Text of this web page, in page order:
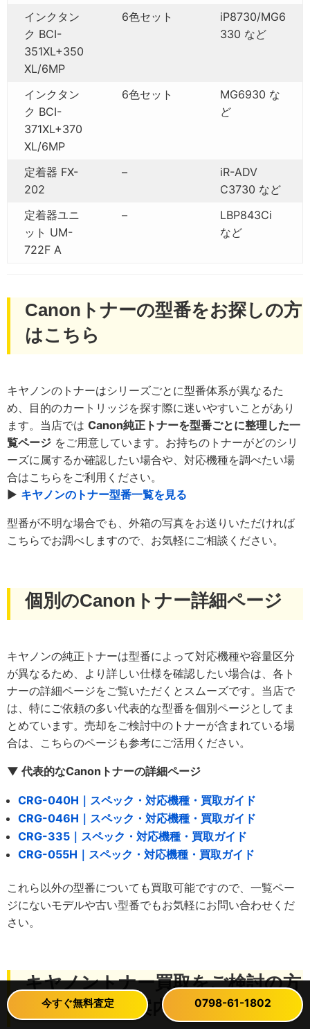
インクタン
ク BCI-
351XL+350
XL/6MP
6色セット
iP8730/MG6
330 など
インクタン
ク BCI-
371XL+370
XL/6MP
6色セット
MG6930 な
ど
定着器 FX-
202
–
iR-ADV
C3730 など
定着器ユニ
ット UM-
722F A
–
LBP843Ci
など
Canonトナーの型番をお探しの方
はこちら
キヤノンのトナーはシリーズごとに型番体系が異なるた
め、目的のカートリッジを探す際に迷いやすいことがあり
ます。当店では Canon純正トナーを型番ごとに整理した一
覧ページ をご用意しています。お持ちのトナーがどのシリ
ーズに属するか確認したい場合や、対応機種を調べたい場
合はこちらをご利用ください。
▶ キヤノンのトナー型番一覧を見る
型番が不明な場合でも、外箱の写真をお送りいただければ
こちらでお調べしますので、お気軽にご相談ください。
個別のCanonトナー詳細ページ
キヤノンの純正トナーは型番によって対応機種や容量区分
が異なるため、より詳しい仕様を確認したい場合は、各ト
ナーの詳細ページをご覧いただくとスムーズです。当店で
は、特にご依頼の多い代表的な型番を個別ページとしてま
とめています。売却をご検討中のトナーが含まれている場
合は、こちらのページも参考にご活用ください。
▼ 代表的なCanonトナーの詳細ページ
CRG-040H｜スペック・対応機種・買取ガイド
CRG-046H｜スペック・対応機種・買取ガイド
CRG-335｜スペック・対応機種・買取ガイド
CRG-055H｜スペック・対応機種・買取ガイド
これら以外の型番についても買取可能ですので、一覧ペー
ジにないモデルや古い型番でもお気軽にお問い合わせくだ
さい。
キヤノントナー買取をご検討の方
へ｜査定のご案内
今すぐ無料査定 0798-61-1802
今すぐ無料査定 0798-61-1802